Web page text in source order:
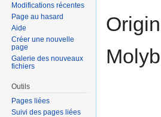
Modifications récentes
Page au hasard
Aide
Créer une nouvelle
page
Galerie des nouveaux
fichiers
Outils
Pages liées
Suivi des pages liées